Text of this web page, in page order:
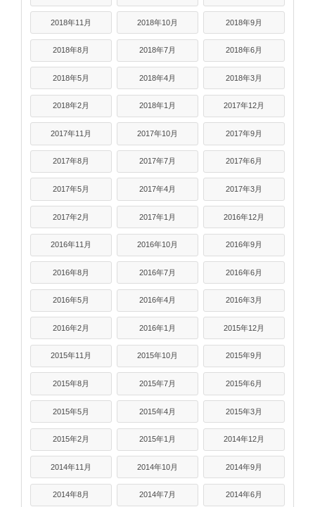
2018年11月 2018年10月 2018年9月
2018年8月 2018年7月 2018年6月
2018年5月 2018年4月 2018年3月
2018年2月 2018年1月 2017年12月
2017年11月 2017年10月 2017年9月
2017年8月 2017年7月 2017年6月
2017年5月 2017年4月 2017年3月
2017年2月 2017年1月 2016年12月
2016年11月 2016年10月 2016年9月
2016年8月 2016年7月 2016年6月
2016年5月 2016年4月 2016年3月
2016年2月 2016年1月 2015年12月
2015年11月 2015年10月 2015年9月
2015年8月 2015年7月 2015年6月
2015年5月 2015年4月 2015年3月
2015年2月 2015年1月 2014年12月
2014年11月 2014年10月 2014年9月
2014年8月 2014年7月 2014年6月